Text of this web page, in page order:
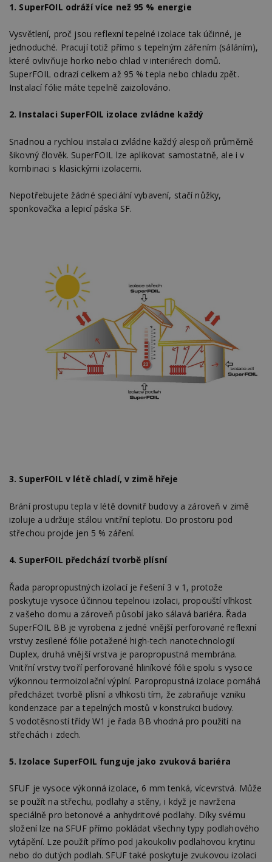
1. SuperFOIL odráží více než 95 % energie
Vysvětlení, proč jsou reflexní tepelné izolace tak účinné, je
jednoduché. Pracují totiž přímo s tepelným zářením (sáláním),
které ovlivňuje horko nebo chlad v interiérech domů.
SuperFOIL odrazí celkem až 95 % tepla nebo chladu zpět.
Instalací fólie máte tepelně zaizolováno.
2. Instalaci SuperFOIL izolace zvládne každý
Snadnou a rychlou instalaci zvládne každý alespoň průměrně
šikovný člověk. SuperFOIL lze aplikovat samostatně, ale i v
kombinaci s klasickými izolacemi.
Nepotřebujete žádné speciální vybavení, stačí nůžky,
sponkovačka a lepicí páska SF.
3. SuperFOIL v létě chladí, v zimě hřeje
Brání prostupu tepla v létě dovnitř budovy a zároveň v zimě
izoluje a udržuje stálou vnitřní teplotu. Do prostoru pod
střechou projde jen 5 % záření.
4. SuperFOIL předchází tvorbě plísní
Řada paropropustných izolací je řešení 3 v 1, protože
poskytuje vysoce účinnou tepelnou izolaci, propouští vlhkost
z vašeho domu a zároveň působí jako sálavá bariéra. Řada
SuperFOIL BB je vyrobena z jedné vnější perforované reflexní
vrstvy zesílené fólie potažené high-tech nanotechnologií
Duplex, druhá vnější vrstva je paropropustná membrána.
Vnitřní vrstvy tvoří perforované hliníkové fólie spolu s vysoce
výkonnou termoizolační výplní. Paropropustná izolace pomáhá
předcházet tvorbě plísní a vlhkosti tím, že zabraňuje vzniku
kondenzace par a tepelných mostů v konstrukci budovy.
S vodotěsností třídy W1 je řada BB vhodná pro použití na
střechách i zdech.
5. Izolace SuperFOIL funguje jako zvuková bariéra
SFUF je vysoce výkonná izolace, 6 mm tenká, vícevrstvá. Může
se použít na střechu, podlahy a stěny, i když je navržena
speciálně pro betonové a anhydritové podlahy. Díky svému
složení lze na SFUF přímo pokládat všechny typy podlahového
vytápění. Lze použít přímo pod jakoukoliv podlahovou krytinu
nebo do dutých podlah. SFUF také poskytuje zvukovou izolaci